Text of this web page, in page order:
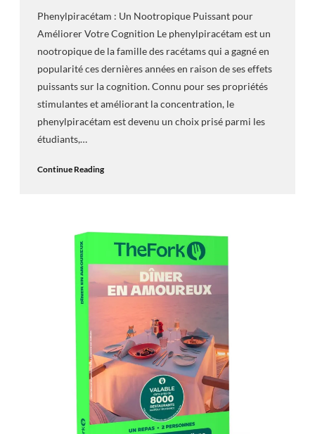
Phenylpiracétam : Un Nootropique Puissant pour
Améliorer Votre Cognition Le phenylpiracétam est un
nootropique de la famille des racétams qui a gagné en
popularité ces dernières années en raison de ses effets
puissants sur la cognition. Connu pour ses propriétés
stimulantes et améliorant la concentration, le
phenylpiracétam est devenu un choix prisé parmi les
étudiants,…
Continue Reading